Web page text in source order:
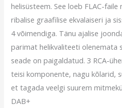
helisüsteem. See loeb FLAC-
ribalise graafilise ekvalaiseri ja
4 võimendiga. Tänu ajalise
parimat helikvaliteeti olenemata
seade on paigaldatud. 3 RCA-
teisi komponente, nagu kõlarid,
et tagada veelgi suurem
DAB+